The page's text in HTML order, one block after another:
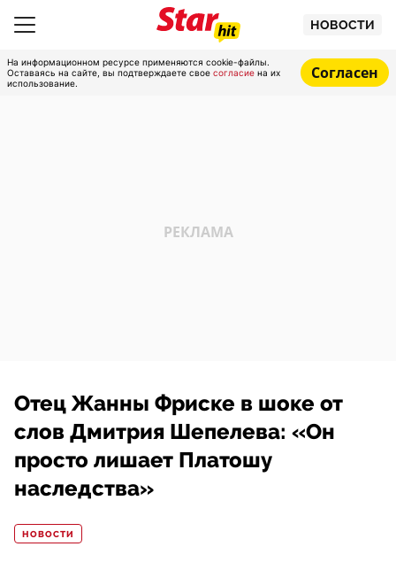
НОВОСТИ
На информационном ресурсе применяются cookie-файлы.
Оставаясь на сайте, вы подтверждаете свое согласие на их
использование.
Согласен
Отец Жанны Фриске в шоке от
слов Дмитрия Шепелева: «Он
просто лишает Платошу
наследства»
НОВОСТИ